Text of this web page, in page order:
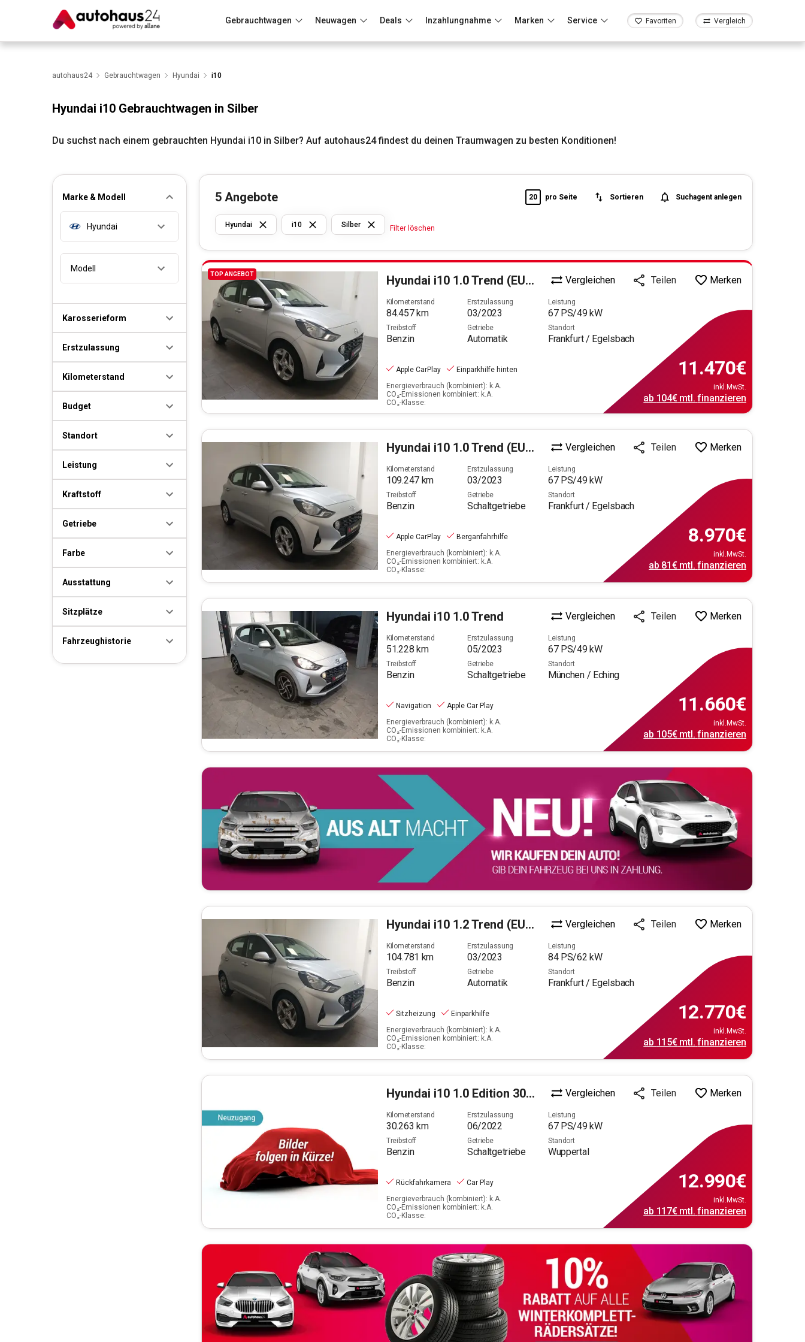
Gebrauchtwagen Neuwagen Deals Inzahlungnahme Marken Service Favoriten Vergleich
Wir bewerten dein AutoRund um die Inzahlungnahme
autohaus24 Gebrauchtwagen Hyundai i10
Hyundai i10 Gebrauchtwagen in Silber
Du suchst nach einem gebrauchten Hyundai i10 in Silber? Auf autohaus24 findest du deinen Traumwagen zu besten Konditionen!
Marke & Modell
Hyundai
Modell
Karosserieform
Erstzulassung
Kilometerstand
Budget
Standort
Leistung
Kraftstoff
Getriebe
Farbe
Ausstattung
Sitzplätze
Fahrzeughistorie
5 Angebote
Silber
Filter löschen
20 pro Seite Sortieren Suchagent anlegen
Hyundai i10 Silber Filter löschen
TOP ANGEBOT Hyundai i10 1.0 Trend (EURO 6d) Vergleichen Teilen Merken
Kilometerstand
84.457km
Erstzulassung
03/2023
Leistung
67PS/49kW
Treibstoff
Benzin
Getriebe
Automatik
Standort
Frankfurt / Egelsbach
Apple CarPlay
Einparkhilfe hinten
Energieverbrauch (kombiniert): k.A.
CO₂-Emissionen kombiniert: k.A.
CO₂-Klasse:
11.470€
inkl.MwSt.
ab 104€mtl. finanzieren
Hyundai i10 1.0 Trend (EURO 6d) Vergleichen Teilen Merken
Kilometerstand
109.247km
Erstzulassung
03/2023
Leistung
67PS/49kW
Treibstoff
Benzin
Getriebe
Schaltgetriebe
Standort
Frankfurt / Egelsbach
Apple CarPlay
Berganfahrhilfe
Energieverbrauch (kombiniert): k.A.
CO₂-Emissionen kombiniert: k.A.
CO₂-Klasse:
8.970€
inkl.MwSt.
ab 81€mtl. finanzieren
Hyundai i10 1.0 Trend Vergleichen Teilen Merken
Kilometerstand
51.228 km
Erstzulassung
05/2023
Leistung
67PS/49kW
Treibstoff
Benzin
Getriebe
Schaltgetriebe
Standort
München / Eching
Navigation
Apple Car Play
Energieverbrauch (kombiniert): k.A.
CO₂-Emissionen kombiniert: k.A.
CO₂-Klasse:
11.660€
inkl.MwSt.
ab 105€mtl. finanzieren
Hyundai i10 1.2 Trend (EURO 6d) Vergleichen Teilen Merken
Kilometerstand
104.781 km
Erstzulassung
03/2023
Leistung
84PS/62 kW
Treibstoff
Benzin
Getriebe
Automatik
Standort
Frankfurt / Egelsbach
Sitzheizung
Einparkhilfe
Energieverbrauch (kombiniert): k.A.
CO₂-Emissionen kombiniert: k.A.
CO₂-Klasse:
12.770€
inkl.MwSt.
ab 115€mtl. finanzieren
Hyundai i10 1.0 Edition 30+ (EURO 6d) Vergleichen Teilen Merken
Kilometerstand
30.263 km
Erstzulassung
06/2022
Leistung
67PS/49kW
Treibstoff
Benzin
Getriebe
Schaltgetriebe
Standort
Wuppertal
Rückfahrkamera
Car Play
Energieverbrauch (kombiniert): k.A.
CO₂-Emissionen kombiniert: k.A.
CO₂-Klasse:
12.990€
inkl.MwSt.
ab 117€mtl. finanzieren